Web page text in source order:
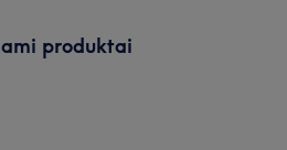
produktai